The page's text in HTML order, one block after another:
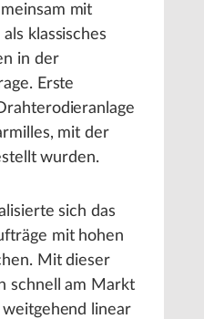
mit
klassisches
in der
Erste
mit der
wurden.
sich das
mit hohen
Mit dieser
schnell am Markt
linear